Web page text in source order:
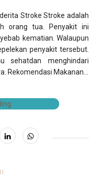
Stroke Stroke adalah
orang tua. Penyakit ini
kematian. Walaupun
penyakit tersebut.
sehatdan menghindari
Rekomendasi Makanan...